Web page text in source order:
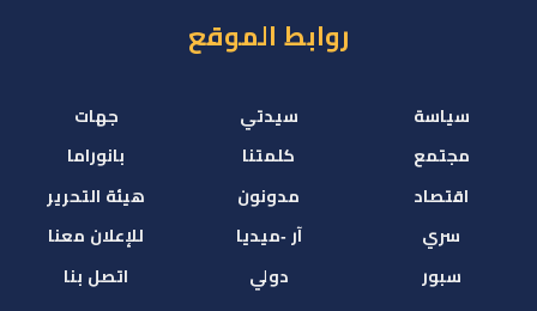
روابط الموقع
سياسة
مجتمع
اقتصاد
سري
سبور
سيدتي
كلمتنا
مدونون
آر -ميديا
دولي
جهات
بانوراما
هيئة التحرير
للإعلان معنا
اتصل بنا